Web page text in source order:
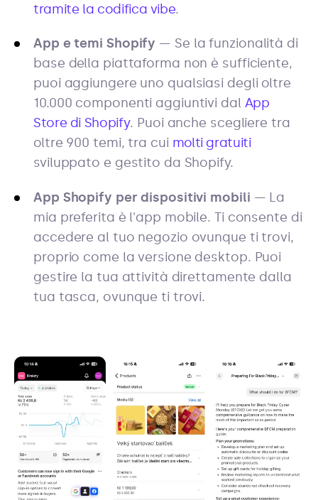
tramite la codifica vibe.
App e temi Shopify — Se la funzionalità di
base della piattaforma non è sufficiente,
puoi aggiungere uno qualsiasi degli oltre
10.000 componenti aggiuntivi dal App
Store di Shopify. Puoi anche scegliere tra
oltre 900 temi, tra cui molti gratuiti
sviluppato e gestito da Shopify.
App Shopify per dispositivi mobili — La
mia preferita è l'app mobile. Ti consente di
accedere al tuo negozio ovunque ti trovi,
proprio come la versione desktop. Puoi
gestire la tua attività direttamente dalla
tua tasca, ovunque ti trovi.